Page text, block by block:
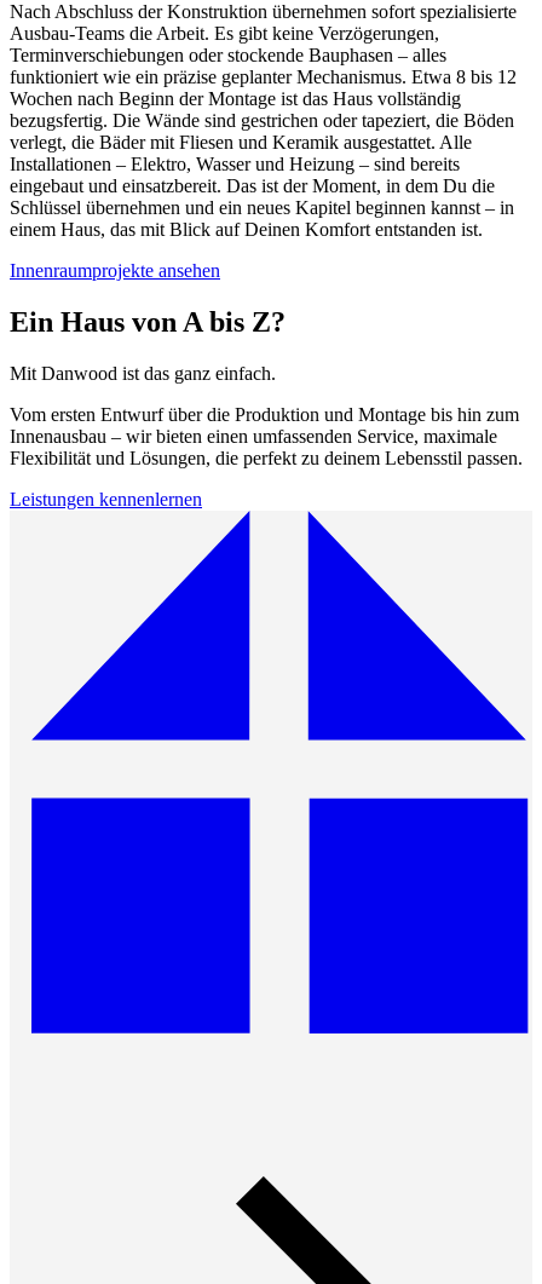
Nach Abschluss der Konstruktion übernehmen sofort spezialisierte
Ausbau-Teams die Arbeit. Es gibt keine Verzögerungen,
Terminverschiebungen oder stockende Bauphasen – alles
funktioniert wie ein präzise geplanter Mechanismus. Etwa 8 bis 12
Wochen nach Beginn der Montage ist das Haus vollständig
bezugsfertig. Die Wände sind gestrichen oder tapeziert, die Böden
verlegt, die Bäder mit Fliesen und Keramik ausgestattet. Alle
Installationen – Elektro, Wasser und Heizung – sind bereits
eingebaut und einsatzbereit. Das ist der Moment, in dem Du die
Schlüssel übernehmen und ein neues Kapitel beginnen kannst – in
einem Haus, das mit Blick auf Deinen Komfort entstanden ist.
Innenraumprojekte ansehen
Ein Haus von A bis Z?
Mit Danwood ist das ganz einfach.
Vom ersten Entwurf über die Produktion und Montage bis hin zum
Innenausbau – wir bieten einen umfassenden Service, maximale
Flexibilität und Lösungen, die perfekt zu deinem Lebensstil passen.
Leistungen kennenlernen